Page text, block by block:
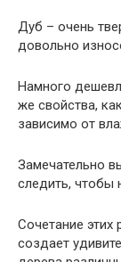
Дуб – очень
довольно
Намного
же свойства,
зависимо от
Замечательно
следить, чтобы
Сочетание этих
создает